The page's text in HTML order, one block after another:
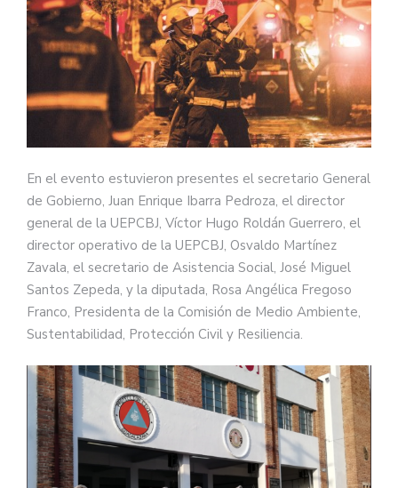
En el evento estuvieron presentes el secretario General
de Gobierno, Juan Enrique Ibarra Pedroza, el director
general de la UEPCBJ, Víctor Hugo Roldán Guerrero, el
director operativo de la UEPCBJ, Osvaldo Martínez
Zavala, el secretario de Asistencia Social, José Miguel
Santos Zepeda, y la diputada, Rosa Angélica Fregoso
Franco, Presidenta de la Comisión de Medio Ambiente,
Sustentabilidad, Protección Civil y Resiliencia.